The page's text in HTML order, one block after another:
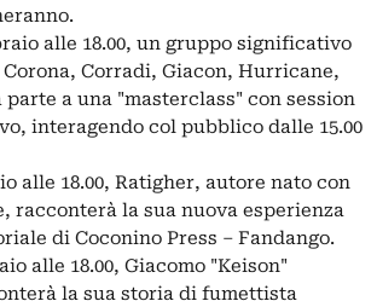
alle 18.00, un gruppo significativo
Corradi, Giacon, Hurricane,
a una "masterclass" con session
interagendo col pubblico dalle 15.00
alle 18.00, Ratigher, autore nato con
racconterà la sua nuova esperienza
di Coconino Press – Fandango.
alle 18.00, Giacomo "Keison"
la sua storia di fumettista